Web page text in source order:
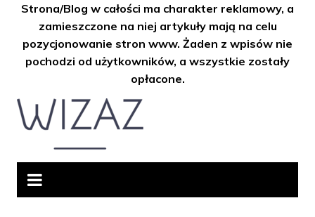
Strona/Blog w całości ma charakter reklamowy, a
zamieszczone na niej artykuły mają na celu
pozycjonowanie stron www. Żaden z wpisów nie
pochodzi od użytkowników, a wszystkie zostały
opłacone.
Skip
content